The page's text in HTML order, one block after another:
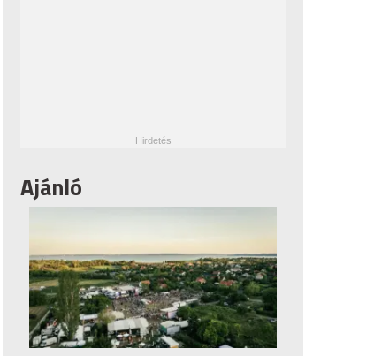
Ajánló